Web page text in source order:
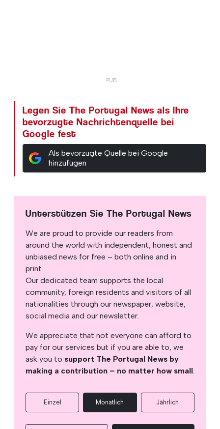
Legen Sie The Portugal News als Ihre
bevorzugte Nachrichtenquelle bei
Google fest
Als bevorzugte Quelle bei Google
hinzufügen
Unterstützen Sie The Portugal News
We are proud to provide our readers from
around the world with independent, honest and
unbiased news for free – both online and in
print.
Our dedicated team supports the local
community, foreign residents and visitors of all
nationalities through our newspaper, website,
social media and our newsletter.
We appreciate that not everyone can afford to
pay for our services but if you are able to, we
ask you to support The Portugal News by
making a contribution – no matter how small.
Einzel Monatlich Jährlich